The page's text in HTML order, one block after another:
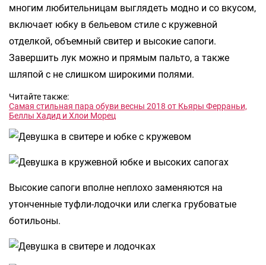
многим любительницам выглядеть модно и со вкусом,
включает юбку в бельевом стиле с кружевной
отделкой, объемный свитер и высокие сапоги.
Завершить лук можно и прямым пальто, а также
шляпой с не слишком широкими полями.
Читайте также:
Самая стильная пара обуви весны 2018 от Кьяры Ферраньи,
Беллы Хадид и Хлои Морец
Высокие сапоги вполне неплохо заменяются на
утонченные туфли-лодочки или слегка грубоватые
ботильоны.